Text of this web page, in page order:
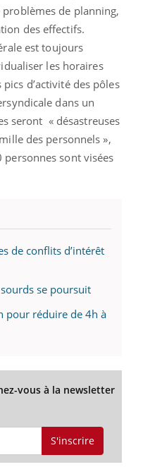
problèmes de planning,
des effectifs.
est toujours
les horaires
d’activité des pôles
dans un
seront « désastreuses
des personnels »,
sont visées
de conflits d’intérêt
se poursuit
pour réduire de 4h à
vous à la newsletter
S'inscrire